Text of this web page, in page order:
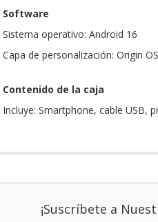
Software
Sistema operativo: Android 16
Capa de personalización: Origin
Contenido de la caja
Incluye: Smartphone, cable USB,
¡Suscríbete a